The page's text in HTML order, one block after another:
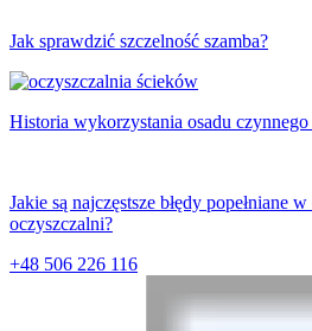
Jak sprawdzić szczelność szamba?
Historia wykorzystania osadu
Jakie są najczęstsze błędy popełniane
oczyszczalni?
+48 506 226 116